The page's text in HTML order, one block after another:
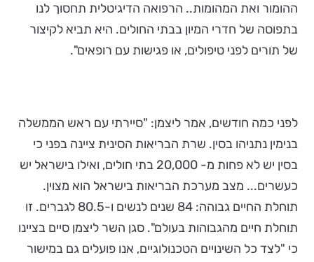
ההומור ואת המהומות.. הרפואה הדיגיטלית תחסוך לנו
בתפוסה של חדרי המיון בבתי החולים. היא תביא לקיצור
של תורים לפני טיפולים, או פגישות עם רופאים".
לפני כמה חודשים, אמר ליצמן: "סיירתי עם ראש הממשלה
בנימין נתניהו בסין. שרת הבריאות הסינית ציינה בפני כי
בסין יש לא פחות מ- 20,000 בתי חולים, ואילו בישראל יש
כעשרים... מצב מערכת הבריאות בישראל הוא מצוין.
תוחלת החיים גבוהה: 84 שנים לנשים ו-80.5 לגברים. זו
תוחלת חיים מהגבוהות בעולם". סגן השר ליצמן סיים בציינו
כי "לצד כל השינויים הטכנולוגיים, אנו פועלים גם במישור